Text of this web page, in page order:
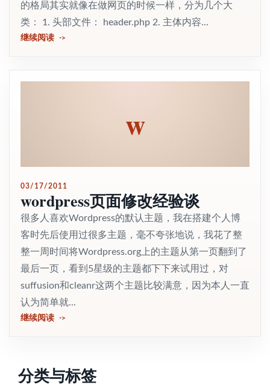
的格局其实就像在做网页的时候一样，分为几个大
类： 1. 头部文件： header.php 2. 主体内容...
继续阅读
w
03/17/2011
wordpress页面修改经验谈
很多人喜欢Wordpress的默认主题，我在搭建个人博
客时先后使用过很多主题，毫不夸张地说，我花了整
整一周时间将Wordpress.org上的主题从第一页翻到了
最后一页，看到5星级的主题都下下来试用过，对
suffusion和cleanr这两个主题比较满意，因为本人一直
认为简单就...
继续阅读
分类与标签